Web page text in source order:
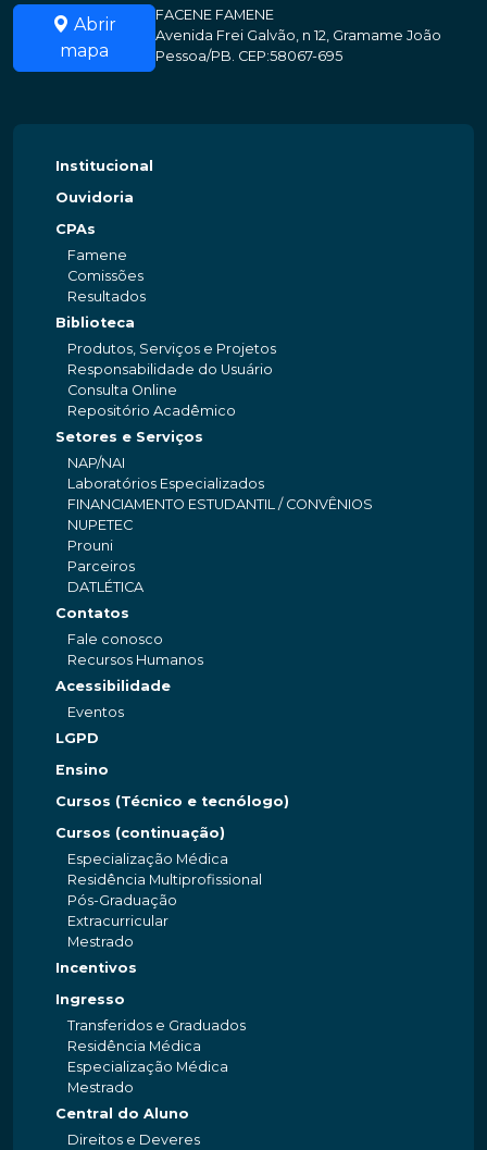
Abrir
mapa
FACENE FAMENE
Avenida Frei Galvão, n 12, Gramame João
Pessoa/PB. CEP:58067-695
Institucional
Ouvidoria
CPAs
Famene
Comissões
Resultados
Biblioteca
Produtos, Serviços e Projetos
Responsabilidade do Usuário
Consulta Online
Repositório Acadêmico
Setores e Serviços
NAP/NAI
Laboratórios Especializados
FINANCIAMENTO ESTUDANTIL / CONVÊNIOS
NUPETEC
Prouni
Parceiros
DATLÉTICA
Contatos
Fale conosco
Recursos Humanos
Acessibilidade
Eventos
LGPD
Ensino
Cursos (Técnico e tecnólogo)
Cursos (continuação)
Especialização Médica
Residência Multiprofissional
Pós-Graduação
Extracurricular
Mestrado
Incentivos
Ingresso
Transferidos e Graduados
Residência Médica
Especialização Médica
Mestrado
Central do Aluno
Direitos e Deveres